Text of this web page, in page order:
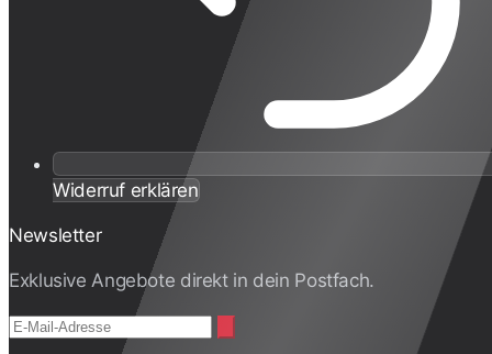
Widerruf erklären
Newsletter
Exklusive Angebote direkt in dein Postfach.